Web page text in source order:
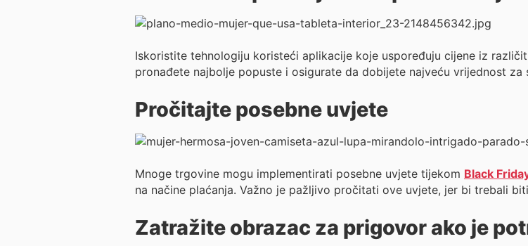
Iskoristite tehnologiju koristeći aplikacije koje uspoređuju cijene iz
pronađete najbolje popuste i osigurate da dobijete najveću vrijednost za
Pročitajte posebne uvjete
Mnoge trgovine mogu implementirati posebne uvjete tijekom Black
na načine plaćanja. Važno je pažljivo pročitati ove uvjete, jer bi trebali
Zatražite obrazac za prigovor ako je